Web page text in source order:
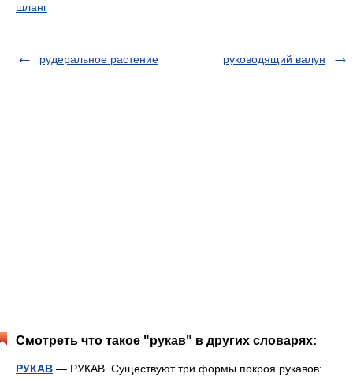
шланг
рудеральное растение руководящий валун
Смотреть что такое "рукав" в других словарях:
РУКАВ — РУКАВ. Существуют три формы покроя рукавов: